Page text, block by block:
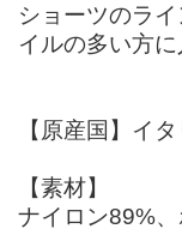
ショーツのラ
イルの多い方に
【原産国】イ
【素材】
ナイロン89%